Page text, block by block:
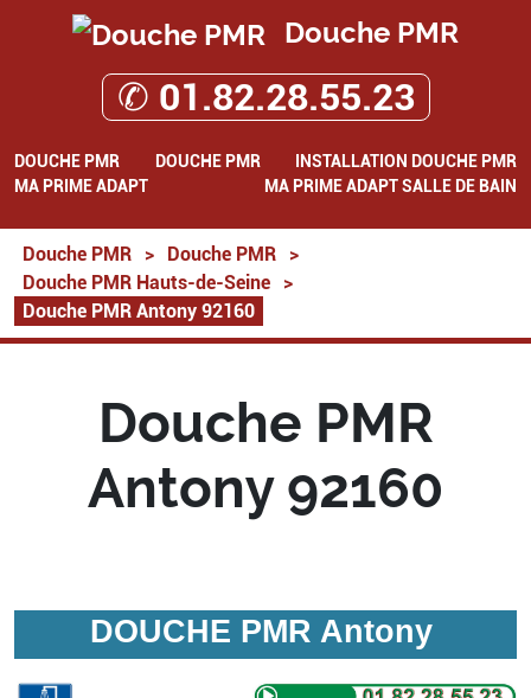
Douche PMR
✆ 01.82.28.55.23
DOUCHE PMR DOUCHE PMR
INSTALLATION DOUCHE PMR
MA PRIME ADAPT
MA PRIME ADAPT SALLE DE BAIN
Douche PMR > Douche PMR
>
Douche PMR Hauts-de-Seine
>
Douche PMR Antony 92160
Douche PMR
Antony 92160
DOUCHE PMR Antony